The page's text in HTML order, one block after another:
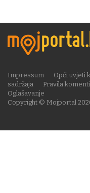
Copyright © Mojportal
Impressum Opći uvjeti
sadržaja
Pravila
Oglašavanje